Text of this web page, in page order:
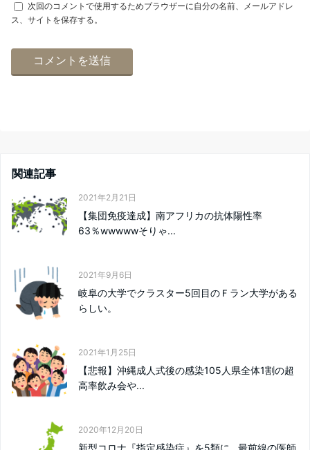
次回のコメントで使用するためブラウザーに自分の名前、メールアドレ
ス、サイトを保存する。
関連記事
2021年2月21日
【集団免疫達成】南アフリカの抗体陽性率
63％wwwwwそりゃ...
2021年9月6日
岐阜の大学でクラスター5回目のＦラン大学がある
らしい。
2021年1月25日
【悲報】沖縄成人式後の感染105人県全体1割の超
高率飲み会や...
2020年12月20日